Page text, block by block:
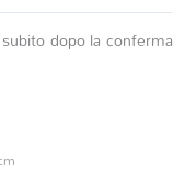
dopo la conferma